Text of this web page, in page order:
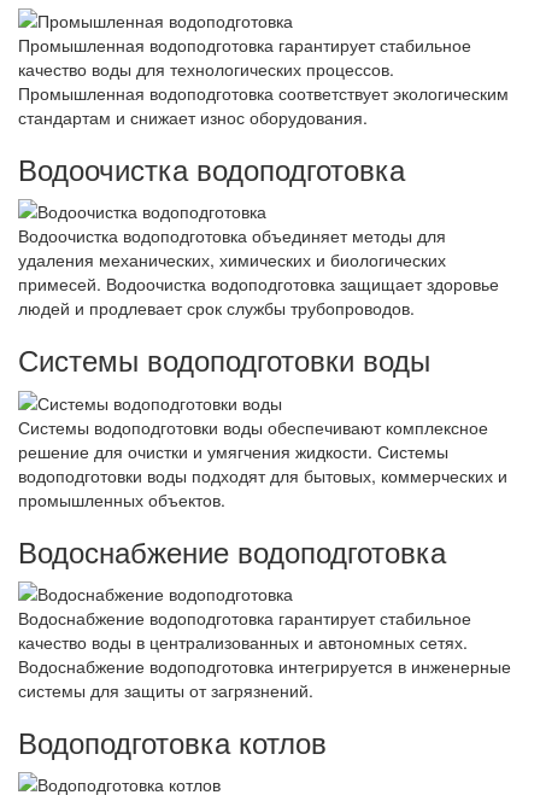
Промышленная водоподготовка гарантирует стабильное
качество воды для технологических процессов.
Промышленная водоподготовка соответствует экологическим
стандартам и снижает износ оборудования.
Водоочистка водоподготовка
Водоочистка водоподготовка объединяет методы для
удаления механических, химических и биологических
примесей. Водоочистка водоподготовка защищает здоровье
людей и продлевает срок службы трубопроводов.
Системы водоподготовки воды
Системы водоподготовки воды обеспечивают комплексное
решение для очистки и умягчения жидкости. Системы
водоподготовки воды подходят для бытовых, коммерческих и
промышленных объектов.
Водоснабжение водоподготовка
Водоснабжение водоподготовка гарантирует стабильное
качество воды в централизованных и автономных сетях.
Водоснабжение водоподготовка интегрируется в инженерные
системы для защиты от загрязнений.
Водоподготовка котлов